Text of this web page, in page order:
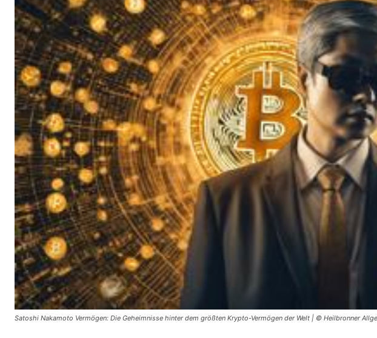
Satoshi Nakamoto Vermögen: Die Geheimnisse hinter dem größten Krypto-Vermögen der Welt | © Heilbronner